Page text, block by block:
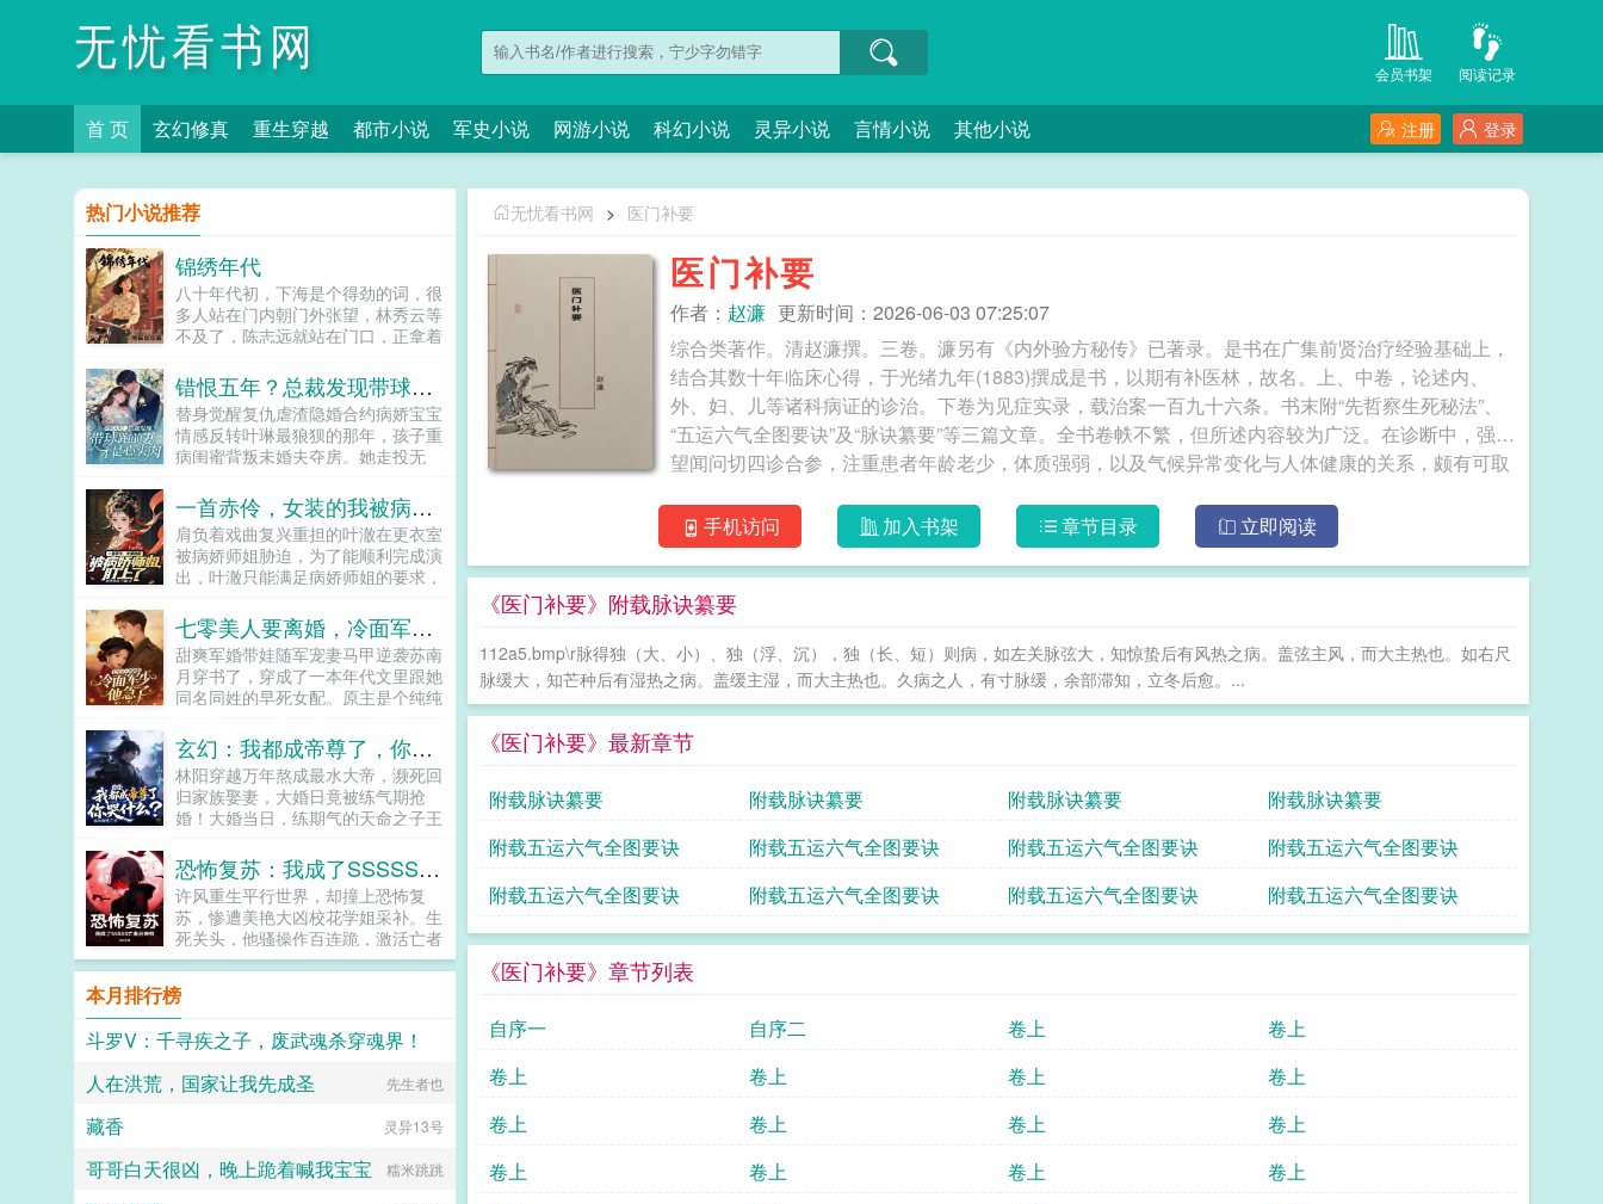
无忧看书网 阅读记录
会员书架
首 页 玄幻修真 重生穿越 都市小说 军史小说 网游小说 科幻小说 灵异小说 言情小说 其他小说 登录
注册
无忧看书网 > 医门补要
医门补要
作者： 赵濂 更新时间：2026-06-03 07:25:07
综合类著作。清赵濂撰。三卷。濂另有《内外验方秘传》已著录。是书在广集前贤治疗经验基础上，
结合其数十年临床心得，于光绪九年(1883)撰成是书，以期有补医林，故名。上、中卷，论述内、
外、妇、儿等诸科病证的诊治。下卷为见症实录，载治案一百九十六条。书末附“先哲察生死秘法”、
“五运六气全图要诀”及“脉诀纂要”等三篇文章。全书卷帙不繁，但所述内容较为广泛。在诊断中，强调
望闻问切四诊合参，注重患者年龄老少，体质强弱，以及气候异常变化与人体健康的关系，颇有可取
治疗上，主张采取内外兼治、针药并用的综合疗法，也颇有见地。全书文字浅显，言简意赅，切于实
用，可称是临床各科心得之集，迄今在临床上仍有指导意义。有民国间中医书局据光绪九年原刊本影
印本，一九五九年上海科学技术出版社铅印本。 医门补要
手机访问 加入书架 章节目录 立即阅读
《医门补要》附载脉诀纂要
112a5.bmp\r脉得独（大、小）、独（浮、沉），独（长、短）则病，如左关脉弦大，知惊蛰后有风热之病。盖弦主风，而大主热也。如右尺
脉缓大，知芒种后有湿热之病。盖缓主湿，而大主热也。久病之人，有寸脉缓，余部滞知，立冬后愈。...
《医门补要》最新章节
附载脉诀纂要 附载脉诀纂要 附载脉诀纂要
附载脉诀纂要
附载五运六气全图要诀
附载五运六气全图要诀 附载五运六气全图要诀
附载五运六气全图要诀
附载五运六气全图要诀
附载五运六气全图要诀 附载五运六气全图要诀 附载五运六气全图要诀
《医门补要》章节列表
自序一 自序二 卷上
卷上
卷上
卷上 卷上
卷上
卷上
卷上 卷上
卷上
卷上
卷上 卷上
卷上
热门小说推荐
锦绣年代
八十年代初，下海是个得劲的词，很
多人站在门内朝门外张望，林秀云等
不及了，陈志远就站在门口，正拿着
车的大梁，擦得锃亮，映着灯光晃
眼。票子要足，路子嘛…哥有！...错恨五年？总裁发现带球跑前妻才是心头肉
替身觉醒复仇虐渣隐婚合约病娇宝宝
情感反转叶琳最狼狈的那年，孩子重
病闺蜜背叛未婚夫夺房。她走投无
不知那人竟是曾被她亲手抛弃的前任
林司辰。他冷眼看着她挣扎沦陷绝
望，却在她快要崩溃时，递来一纸婚
书嫁给我，孩子我救，仇我报。她苦
笑林总，我不配。他冷笑配不配，我
一首赤伶，女装的我被病娇师姐盯上了
肩负着戏曲复兴重担的叶澈在更衣室
被病娇师姐胁迫，为了能顺利完成演
出，叶澈只能满足病娇师姐的要求，
间，一曲赤伶引得百万网友为叶澈的
容颜痴迷国风因他而崛起！群星因他
而闪耀！白天，叶澈是全网追捧的国
风女神！晚上却要面对病娇师姐的疯
狂占有！爆火后，师姐扯开我的旗袍
明星魅力比我大吗？可吃都吃嘴里
了，这问题要怎么回答？原来太受欢
迎也是一种惩罚！...
七零美人要离婚，冷面军少他急了
甜爽军婚带娃随军宠妻马甲逆袭苏南
月穿书了，穿成了一本年代文里跟她
同名同姓的早死女配。原主是个纯纯
最后还被熊孩子推下河一头碰死。苏
南月看着土炕镜子里，美得惊心动魄
的那张脸，再想到剧情里一个月后就
应该溺水的自己，拳头硬了！她的
命，由她不由书。偏心婆婆要打她，
教，她直接爆出他和亲家母的偷情密
事。绿茶女主举报她是敌特，她邪魅
一笑，甩出自己的高级翻译证。搞钱
带崽两不误，完美改变自己的人生，
成了大院里人人羡慕的对象。只是，
说好离婚的冷面老公怎么开始不对劲
了。不仅开始嘘寒问暖，还天天开始
在她面前晃来晃去秀身材？冷面老公
江晏本人，谢问，已老实，老婆真
玄幻：我都成帝尊了，你哭什么？
林阳穿越万年熬成最水大帝，濒死回
归家族娶妻，大婚日竟被练气期抢
婚！大婚当日，练期气的天命之子王
本座弹指可灭。林阳抬手镇压尊者残
魂，看着瑟瑟发抖的天命之子轻笑你
这底牌，本尊万年前就玩腻了。王尘
师父救我！霞光缓缓降世，一名绝美
女帝降临欲要救走王尘，林阳弹指碾
碎半步帝尊的杀招练气期抢婚大帝？
你当这是女频？扇天命之子耳光寿命
充值，夺太阴之体血脉升级！本以为
是养老结局，却成了高位者垂钓天道
的游戏太阴之体的悔恨值天命之子的
恐惧值，皆是他向天再借千万年的筹
码。成了大帝，逆袭系统这才来？...
恐怖复苏：我成了SSSSS亡者召唤师
许风重生平行世界，却撞上恐怖复
苏，惨遭美艳大凶校花学姐采补。生
死关头，他骚操作百连跪，激活亡者
荣耀系统，化身SSSSS级亡者召唤
师！残血反杀？只是开始！杀神白起
听令！魔神吕布降临！倾国佳丽巾帼
女帝，皆可驱使！齐天大圣？二郎真
君？万古英灵诸天神魔，尽为我掌中
的恐怖！...
本月排行榜
斗罗V：千寻疾之子，废武魂杀穿魂界！
星尘布偶
人在洪荒，国家让我先成圣 先生者也
藏香 灵异13号
哥哥白天很凶，晚上跪着喊我宝宝 糯米跳跳